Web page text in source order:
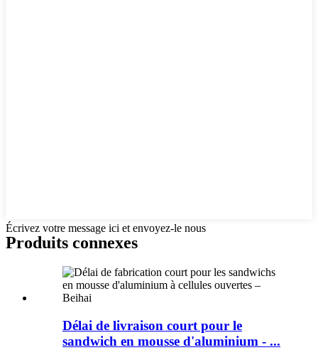
Écrivez votre message ici et envoyez-le nous
Produits connexes
Délai de livraison court pour le
sandwich en mousse d'aluminium - ...